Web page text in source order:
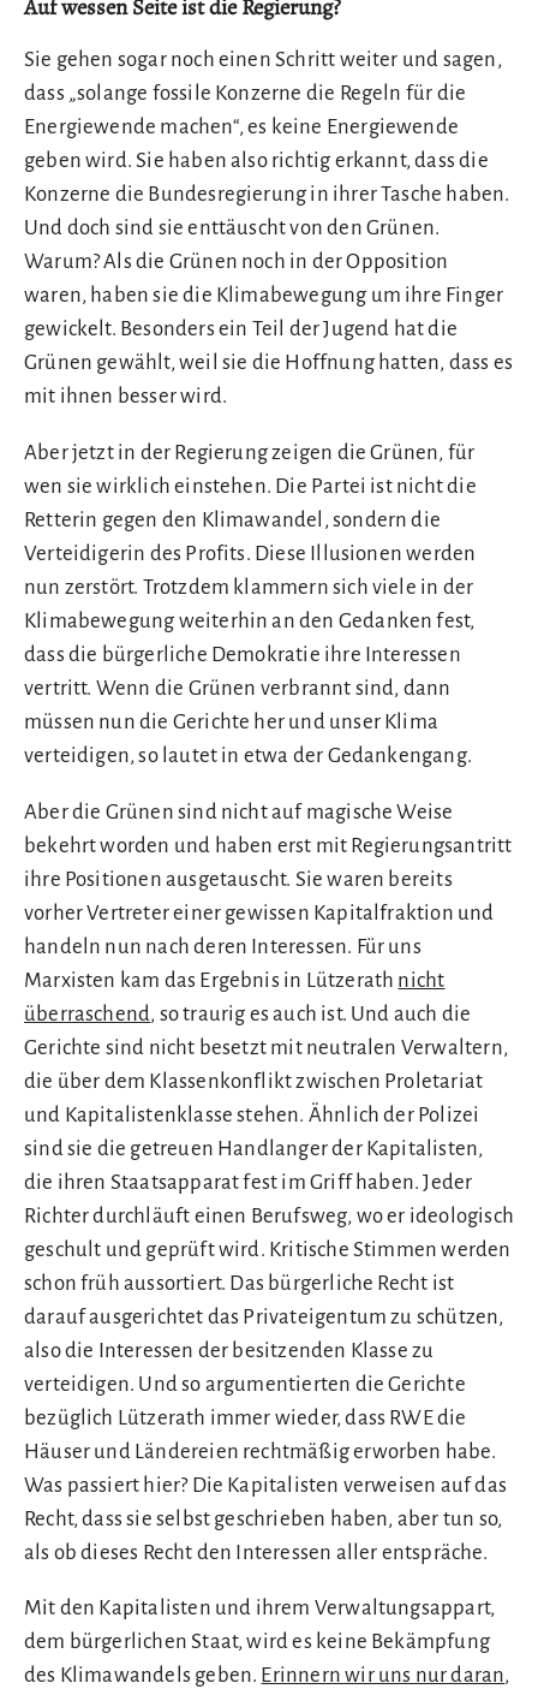
Auf wessen Seite ist die Regierung?
Sie gehen sogar noch einen Schritt weiter und sagen,
dass „solange fossile Konzerne die Regeln für die
Energiewende machen“, es keine Energiewende
geben wird. Sie haben also richtig erkannt, dass die
Konzerne die Bundesregierung in ihrer Tasche haben.
Und doch sind sie enttäuscht von den Grünen.
Warum? Als die Grünen noch in der Opposition
waren, haben sie die Klimabewegung um ihre Finger
gewickelt. Besonders ein Teil der Jugend hat die
Grünen gewählt, weil sie die Hoffnung hatten, dass es
mit ihnen besser wird.
Aber jetzt in der Regierung zeigen die Grünen, für
wen sie wirklich einstehen. Die Partei ist nicht die
Retterin gegen den Klimawandel, sondern die
Verteidigerin des Profits. Diese Illusionen werden
nun zerstört. Trotzdem klammern sich viele in der
Klimabewegung weiterhin an den Gedanken fest,
dass die bürgerliche Demokratie ihre Interessen
vertritt. Wenn die Grünen verbrannt sind, dann
müssen nun die Gerichte her und unser Klima
verteidigen, so lautet in etwa der Gedankengang.
Aber die Grünen sind nicht auf magische Weise
bekehrt worden und haben erst mit Regierungsantritt
ihre Positionen ausgetauscht. Sie waren bereits
vorher Vertreter einer gewissen Kapitalfraktion und
handeln nun nach deren Interessen. Für uns
Marxisten kam das Ergebnis in Lützerath nicht
überraschend, so traurig es auch ist. Und auch die
Gerichte sind nicht besetzt mit neutralen Verwaltern,
die über dem Klassenkonflikt zwischen Proletariat
und Kapitalistenklasse stehen. Ähnlich der Polizei
sind sie die getreuen Handlanger der Kapitalisten,
die ihren Staatsapparat fest im Griff haben. Jeder
Richter durchläuft einen Berufsweg, wo er ideologisch
geschult und geprüft wird. Kritische Stimmen werden
schon früh aussortiert. Das bürgerliche Recht ist
darauf ausgerichtet das Privateigentum zu schützen,
also die Interessen der besitzenden Klasse zu
verteidigen. Und so argumentierten die Gerichte
bezüglich Lützerath immer wieder, dass RWE die
Häuser und Ländereien rechtmäßig erworben habe.
Was passiert hier? Die Kapitalisten verweisen auf das
Recht, dass sie selbst geschrieben haben, aber tun so,
als ob dieses Recht den Interessen aller entspräche.
Mit den Kapitalisten und ihrem Verwaltungsappart,
dem bürgerlichen Staat, wird es keine Bekämpfung
des Klimawandels geben. Erinnern wir uns nur daran,